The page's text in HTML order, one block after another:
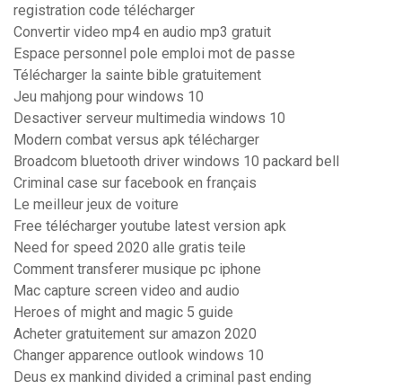
registration code télécharger
Convertir video mp4 en audio mp3 gratuit
Espace personnel pole emploi mot de passe
Télécharger la sainte bible gratuitement
Jeu mahjong pour windows 10
Desactiver serveur multimedia windows 10
Modern combat versus apk télécharger
Broadcom bluetooth driver windows 10 packard bell
Criminal case sur facebook en français
Le meilleur jeux de voiture
Free télécharger youtube latest version apk
Need for speed 2020 alle gratis teile
Comment transferer musique pc iphone
Mac capture screen video and audio
Heroes of might and magic 5 guide
Acheter gratuitement sur amazon 2020
Changer apparence outlook windows 10
Deus ex mankind divided a criminal past ending